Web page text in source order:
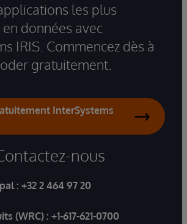
les plus
données avec
IRIS. Commencez dès à
gratuitement.
InterSystems
nous
: +32 2 464 97 20
(WRC) : +1-617-621-0700